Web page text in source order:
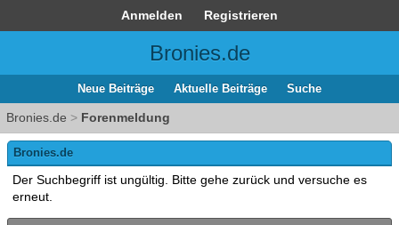
Anmelden Registrieren
Bronies.de
Neue Beiträge Aktuelle Beiträge Suche
Bronies.de > Forenmeldung
Bronies.de
Der Suchbegriff ist ungültig. Bitte gehe zurück und versuche es
erneut.